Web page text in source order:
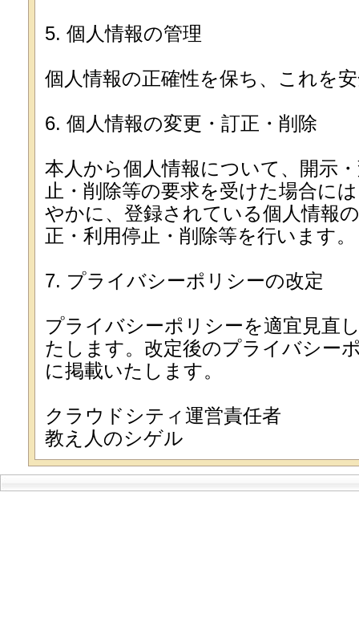
5. 個人情報の管理
個人情報の正確性を保ち、これを
6. 個人情報の変更・訂正・削除
本人から個人情報について、開示
止・削除等の要求を受けた場合に
やかに、登録されている個人情報
正・利用停止・削除等を行います。
7. プライバシーポリシーの改定
プライバシーポリシーを適宜見直
たします。改定後のプライバシー
に掲載いたします。
クラウドシティ運営責任者
教え人のシゲル